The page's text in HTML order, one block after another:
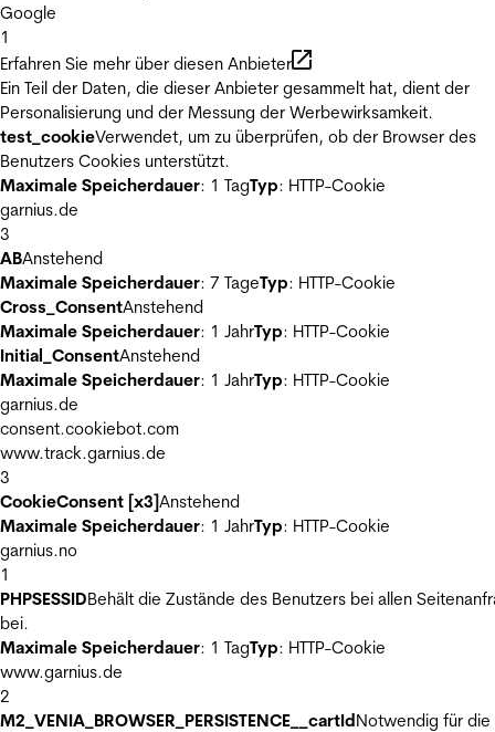
Google
1
Erfahren Sie mehr über diesen Anbieter
Ein Teil der Daten, die dieser Anbieter gesammelt hat, dient der
Personalisierung und der Messung der Werbewirksamkeit.
test_cookieVerwendet, um zu überprüfen, ob der Browser des
Benutzers Cookies unterstützt.
Maximale Speicherdauer: 1 TagTyp: HTTP-Cookie
garnius.de
3
ABAnstehend
Maximale Speicherdauer: 7 TageTyp: HTTP-Cookie
Cross_ConsentAnstehend
Maximale Speicherdauer: 1 JahrTyp: HTTP-Cookie
Initial_ConsentAnstehend
Maximale Speicherdauer: 1 JahrTyp: HTTP-Cookie
garnius.de
consent.cookiebot.com
www.track.garnius.de
3
CookieConsent [x3]Anstehend
Maximale Speicherdauer: 1 JahrTyp: HTTP-Cookie
garnius.no
1
PHPSESSIDBehält die Zustände des Benutzers bei allen
bei.
Maximale Speicherdauer: 1 TagTyp: HTTP-Cookie
www.garnius.de
2
M2_VENIA_BROWSER_PERSISTENCE__cartIdNotwendig für die